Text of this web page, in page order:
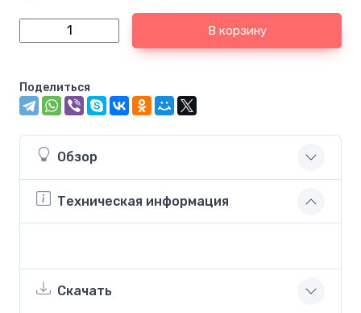
В корзину
Поделиться
Обзор
Техническая информация
Скачать